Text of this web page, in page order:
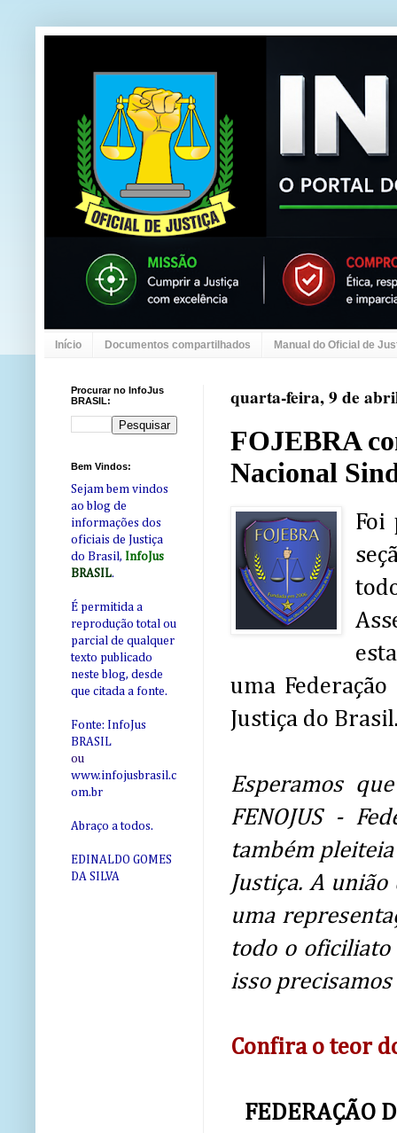
Início Documentos compartilhados Manual do Oficial de
quarta-feira, 9 de
FOJEBRA
Nacional
Foi
uma
Justiça do
Esperamos
FENOJUS -
também
Justiça. A
uma
todo o oficiliato
isso
Confira o teor
FEDERAÇÃO
Procurar no InfoJus
BRASIL:
Bem Vindos:
Sejam bem vindos
ao blog de
informações dos
oficiais de Justiça
do Brasil, InfoJus
BRASIL.
É permitida a
reprodução total ou
parcial de qualquer
texto publicado
neste blog, desde
que citada a fonte.
Fonte: InfoJus
BRASIL
ou
www.infojusbrasil.c
om.br
Abraço a todos.
EDINALDO GOMES
DA SILVA